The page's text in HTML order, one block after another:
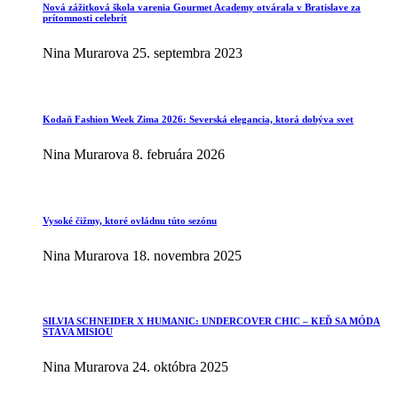
Nová zážitková škola varenia Gourmet Academy otvárala v Bratislave za
prítomnosti celebrít
Nina Murarova 25. septembra 2023
Kodaň Fashion Week Zima 2026: Severská elegancia, ktorá dobýva svet
Nina Murarova 8. februára 2026
Vysoké čižmy, ktoré ovládnu túto sezónu
Nina Murarova 18. novembra 2025
SILVIA SCHNEIDER X HUMANIC: UNDERCOVER CHIC – KEĎ SA MÓDA
STÁVA MISIOU
Nina Murarova 24. októbra 2025